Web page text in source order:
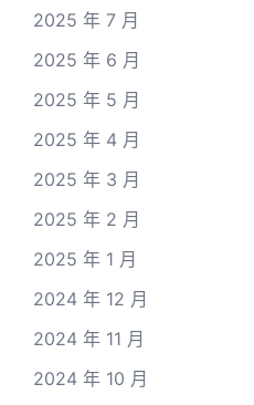
2025 年 7 月
2025 年 6 月
2025 年 5 月
2025 年 4 月
2025 年 3 月
2025 年 2 月
2025 年 1 月
2024 年 12 月
2024 年 11 月
2024 年 10 月